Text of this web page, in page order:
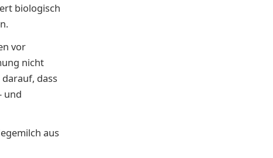
biologisch
vor
nicht
dass
und
aus